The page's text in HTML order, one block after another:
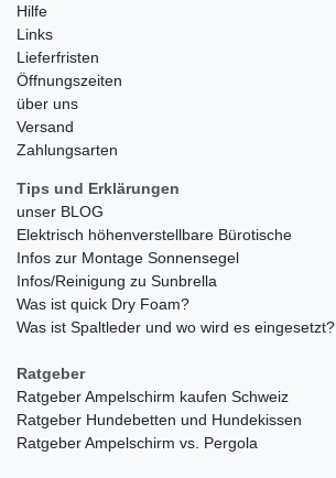
Hilfe
Links
Lieferfristen
Öffnungszeiten
über uns
Versand
Zahlungsarten
Tips und Erklärungen
unser BLOG
Elektrisch höhenverstellbare Bürotische
Infos zur Montage Sonnensegel
Infos/Reinigung zu Sunbrella
Was ist quick Dry Foam?
Was ist Spaltleder und wo wird es eingesetzt?
Ratgeber
Ratgeber Ampelschirm kaufen Schweiz
Ratgeber Hundebetten und Hundekissen
Ratgeber Ampelschirm vs. Pergola